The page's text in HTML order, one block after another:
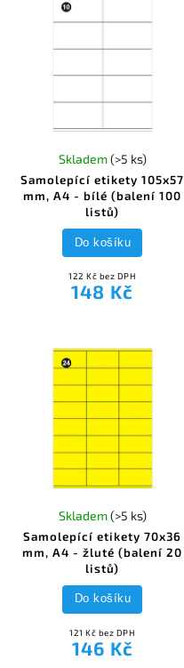
Samolepící etikety 105x57
mm, A4 - bílé (balení 100
listů)
Skladem(>5 ks)
122 Kč bez DPH
148 Kč
Do košíku
Samolepící etikety 70x36
mm, A4 - žluté (balení 20
listů)
Skladem(>5 ks)
121 Kč bez DPH
146 Kč
Do košíku